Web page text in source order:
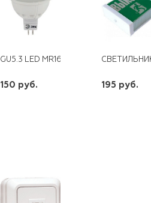
GU5.3 LED MR16 220V 6W 2700К ЭРА
150 руб. 195 руб.